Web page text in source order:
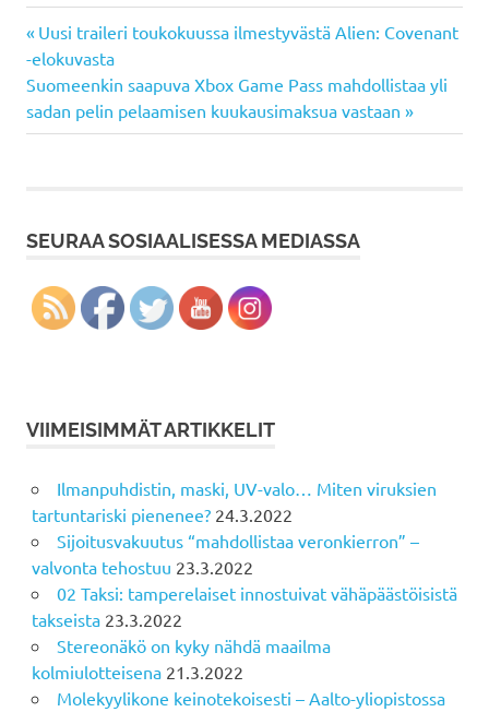
Artikkelien
selaus
Previous
Post:
Uusi traileri toukokuussa ilmestyvästä Alien: Covenant
-elokuvasta
Next
Post:
Suomeenkin saapuva Xbox Game Pass mahdollistaa yli
sadan pelin pelaamisen kuukausimaksua vastaan
SEURAA SOSIAALISESSA MEDIASSA
VIIMEISIMMÄT ARTIKKELIT
Ilmanpuhdistin, maski, UV-valo… Miten viruksien
tartuntariski pienenee? 24.3.2022
Sijoitusvakuutus “mahdollistaa veronkierron” –
valvonta tehostuu 23.3.2022
02 Taksi: tamperelaiset innostuivat vähäpäästöisistä
takseista 23.3.2022
Stereonäkö on kyky nähdä maailma
kolmiulotteisena 21.3.2022
Molekyylikone keinotekoisesti – Aalto-yliopistossa